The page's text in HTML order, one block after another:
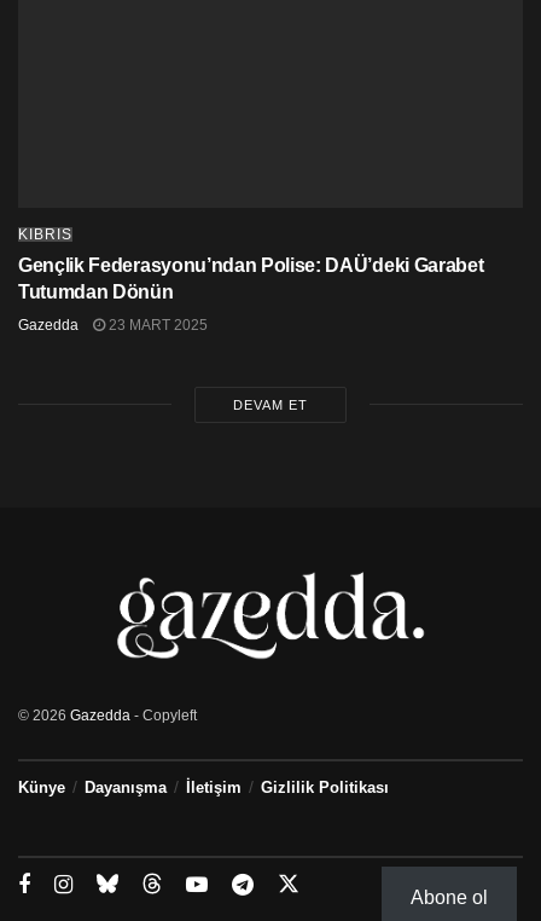
KIBRIS
Gençlik Federasyonu’ndan Polise: DAÜ’deki Garabet
Tutumdan Dönün
Gazedda 23 MART 2025
DEVAM ET
© 2026 Gazedda - Copyleft
Künye Dayanışma İletişim Gizlilik Politikası
Abone ol